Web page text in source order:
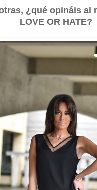
¿qué opináis al
LOVE OR HATE?